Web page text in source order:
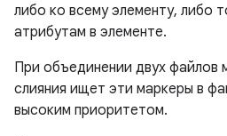
либо ко всему элементу, либо
атрибутам в элементе.
При объединении двух файлов
слияния ищет эти маркеры в
высоким приоритетом.